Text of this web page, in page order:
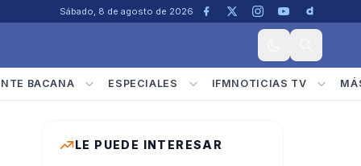
Sábado, 8 de agosto de 2026
BACANA ESPECIALES IFMNOTICIAS TV
LE PUEDE INTERESAR